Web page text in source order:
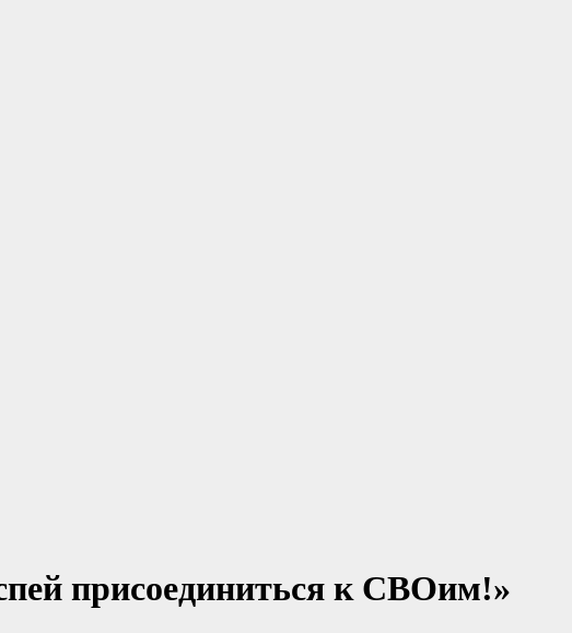
присоединиться к СВОим!»